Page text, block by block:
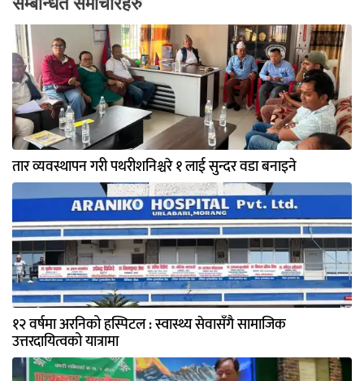
तार व्यवस्थापन गरी पथरीशनिश्चरे १ लाई सुन्दर वडा बनाइने
१२ वर्षमा अरनिको हस्पिटल : स्वास्थ्य सेवासँगै सामाजिक
उत्तरदायित्वको यात्रामा